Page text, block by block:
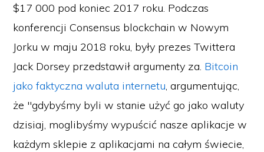
$17 000 pod koniec 2017 roku. Podczas
konferencji Consensus blockchain w Nowym
Jorku w maju 2018 roku, były prezes Twittera
Jack Dorsey przedstawił argumenty za. Bitcoin
jako faktyczna waluta internetu, argumentując,
że "gdybyśmy byli w stanie użyć go jako waluty
dzisiaj, moglibyśmy wypuścić nasze aplikacje w
każdym sklepie z aplikacjami na całym świecie,